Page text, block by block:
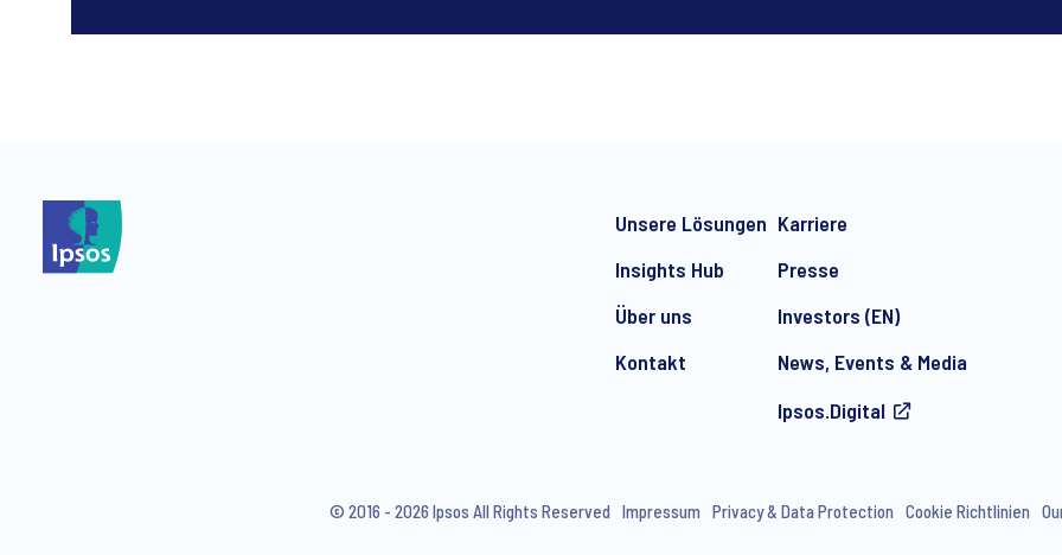
articles from Ipsos. You may withdraw your consent at any time with effect for the future.
Unsere Lösungen
Insights Hub
Über uns
Kontakt
Karriere
Presse
Investors (EN)
News, Events & Media
Ipsos.Digital
© 2016 - 2026 Ipsos All Rights Reserved Impressum Privacy & Data Protection Cookie Richtlinien